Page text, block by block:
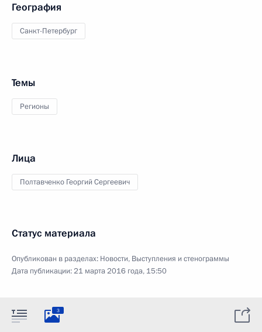
География
Санкт-Петербург
Темы
Регионы
Лица
Полтавченко Георгий Сергеевич
Статус материала
Опубликован в разделах: Новости, Выступления и стенограммы
Дата публикации:21 марта 2016 года, 15:50
3